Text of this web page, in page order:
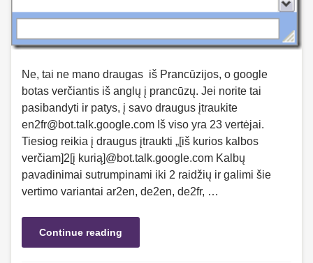
Ne, tai ne mano draugas iš Prancūzijos, o google
botas verčiantis iš anglų į prancūzų. Jei norite tai
pasibandyti ir patys, į savo draugus įtraukite
en2fr@bot.talk.google.com Iš viso yra 23 vertėjai.
Tiesiog reikia į draugus įtraukti „[iš kurios kalbos
verčiam]2[į kurią]@bot.talk.google.com Kalbų
pavadinimai sutrumpinami iki 2 raidžių ir galimi šie
vertimo variantai ar2en, de2en, de2fr, …
Continue reading